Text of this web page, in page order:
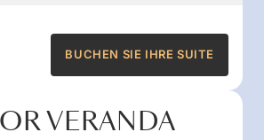
BUCHEN SIE IHRE SUITE
VERANDA